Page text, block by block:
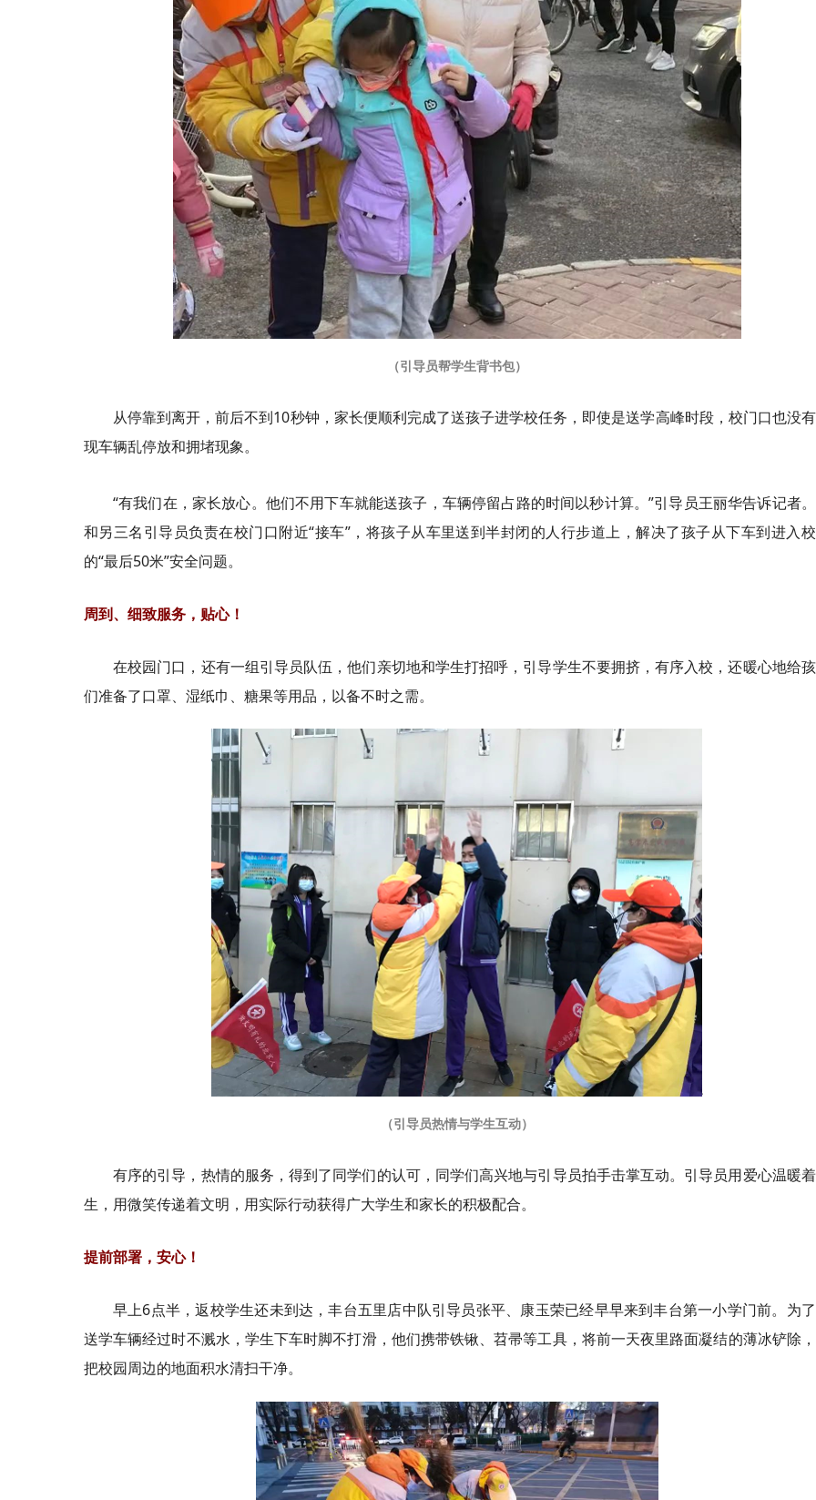
（引导员帮学生背书包）
从停靠到离开，前后不到10秒钟，家长便顺利完成了送孩子进学校任务，即使是送学高峰时段，校门口也没
现车辆乱停放和拥堵现象。
“有我们在，家长放心。他们不用下车就能送孩子，车辆停留占路的时间以秒计算。”引导员王丽华告诉记者
和另三名引导员负责在校门口附近“接车”，将孩子从车里送到半封闭的人行步道上，解决了孩子从下车到进入
的“最后50米”安全问题。
周到、细致服务，贴心！
在校园门口，还有一组引导员队伍，他们亲切地和学生打招呼，引导学生不要拥挤，有序入校，还暖心地给
们准备了口罩、湿纸巾、糖果等用品，以备不时之需。
（引导员热情与学生互动）
有序的引导，热情的服务，得到了同学们的认可，同学们高兴地与引导员拍手击掌互动。引导员用爱心温暖
生，用微笑传递着文明，用实际行动获得广大学生和家长的积极配合。
提前部署，安心！
早上6点半，返校学生还未到达，丰台五里店中队引导员张平、康玉荣已经早早来到丰台第一小学门前。为
送学车辆经过时不溅水，学生下车时脚不打滑，他们携带铁锹、苕帚等工具，将前一天夜里路面凝结的薄冰铲除
把校园周边的地面积水清扫干净。